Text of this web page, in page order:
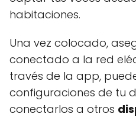
habitaciones.
Una vez colocado,
conectado a la red
través de la app,
configuraciones de tu
conectarlos a otros